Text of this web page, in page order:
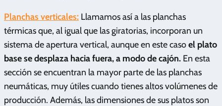
Planchas verticales: Llamamos así a las planchas
térmicas que, al igual que las giratorias, incorporan un
sistema de apertura vertical, aunque en este casoel plato
base se desplaza hacia fuera, a modo de cajón. En esta
sección se encuentran la mayor parte de las planchas
neumáticas, muy útiles cuando tienes altos volúmenes de
producción. Además, las dimensiones de sus platos son